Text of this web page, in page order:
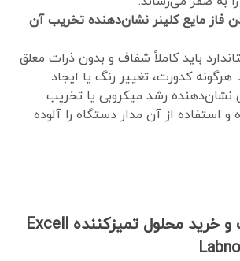
فاز مایع کلینر نشان‌دهنده تخریب آن
باید کاملاً شفاف و بدون ذرات معلق
هرگونه کدورت، تغییر رنگ یا ایجاد
رشد میکروبی یا تخریب
و استفاده از آن مدار دستگاه را آلوده
استعلام قیمت و خرید محلول تمیزکننده Excell